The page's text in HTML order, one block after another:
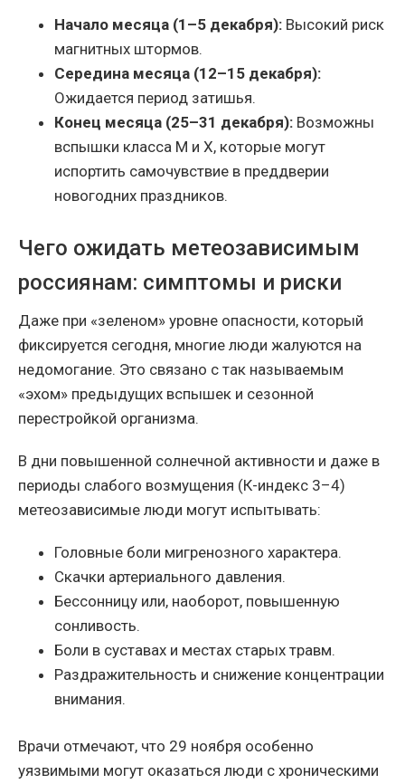
Начало месяца (1–5 декабря): Высокий риск
магнитных штормов.
Середина месяца (12–15 декабря):
Ожидается период затишья.
Конец месяца (25–31 декабря): Возможны
вспышки класса М и Х, которые могут
испортить самочувствие в преддверии
новогодних праздников.
Чего ожидать метеозависимым
россиянам: симптомы и риски
Даже при «зеленом» уровне опасности, который
фиксируется сегодня, многие люди жалуются на
недомогание. Это связано с так называемым
«эхом» предыдущих вспышек и сезонной
перестройкой организма.
В дни повышенной солнечной активности и даже в
периоды слабого возмущения (К-индекс 3–4)
метеозависимые люди могут испытывать:
Головные боли мигренозного характера.
Скачки артериального давления.
Бессонницу или, наоборот, повышенную
сонливость.
Боли в суставах и местах старых травм.
Раздражительность и снижение концентрации
внимания.
Врачи отмечают, что 29 ноября особенно
уязвимыми могут оказаться люди с хроническими